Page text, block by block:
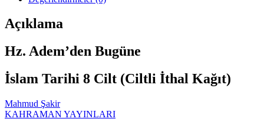
Açıklama
Hz. Adem’den Bugüne
İslam Tarihi 8 Cilt (Ciltli İthal Kağıt)
Mahmud Şakir
KAHRAMAN YAYINLARI